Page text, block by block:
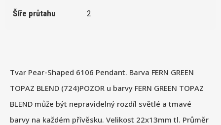
Tvar Pear-Shaped 6106 Pendant. Barva FERN GREEN
TOPAZ BLEND (724)POZOR u barvy FERN GREEN TOPAZ
BLEND může být nepravidelný rozdíl světlé a tmavé
barvy na každém přívěsku. Velikost 22x13mm tl. Průměr
Šíře průtahu 2